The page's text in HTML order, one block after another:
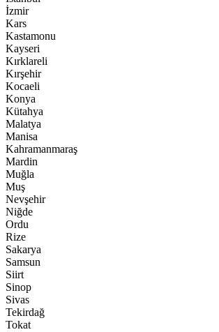
İzmir
Kars
Kastamonu
Kayseri
Kırklareli
Kırşehir
Kocaeli
Konya
Kütahya
Malatya
Manisa
Kahramanmaraş
Mardin
Muğla
Muş
Nevşehir
Niğde
Ordu
Rize
Sakarya
Samsun
Siirt
Sinop
Sivas
Tekirdağ
Tokat